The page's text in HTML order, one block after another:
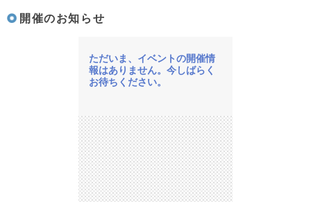
開催のお知らせ
ただいま、イベントの開催情
報はありません。今しばらく
お待ちください。